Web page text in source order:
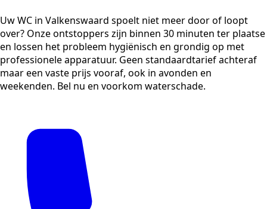
Uw WC in Valkenswaard spoelt niet meer door of loopt
over? Onze ontstoppers zijn binnen 30 minuten ter plaatse
en lossen het probleem hygiënisch en grondig op met
professionele apparatuur. Geen standaardtarief achteraf
maar een vaste prijs vooraf, ook in avonden en
weekenden. Bel nu en voorkom waterschade.